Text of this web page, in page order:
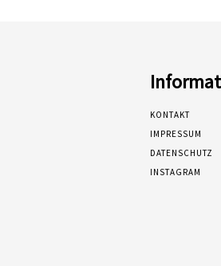
KONTAKT
IMPRESSUM
DATENSCHUTZ
INSTAGRAM